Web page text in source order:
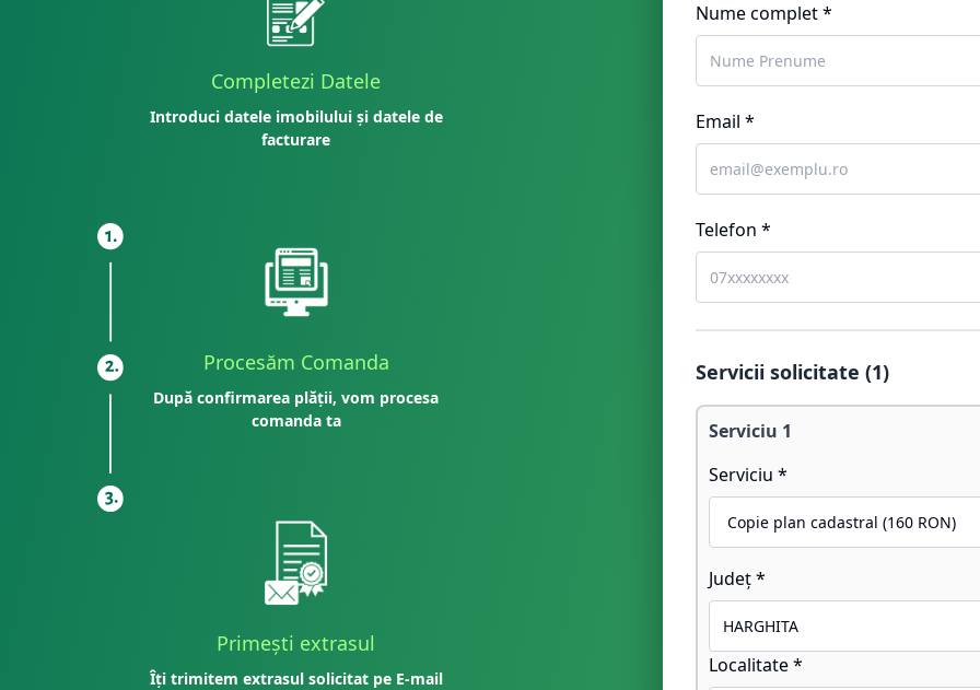
Completezi Datele
Introduci datele imobilului și datele de
facturare
Procesăm Comanda
După confirmarea plății, vom procesa
comanda ta
Primești extrasul
Îți trimitem extrasul solicitat pe E-mail
Nume complet *
Email *
Telefon *
Servicii solicitate (1)
Serviciu 1
Serviciu *
Județ *
Localitate *